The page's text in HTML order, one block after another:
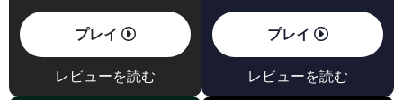
プレイ
レビューを読む
プレイ
レビューを読む